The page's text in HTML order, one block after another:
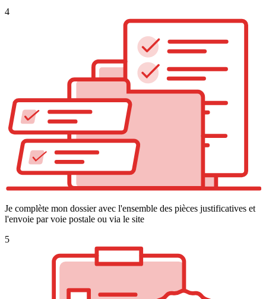
4
Je complète mon dossier avec l'ensemble des pièces justificatives et
l'envoie par voie postale ou via le site
5